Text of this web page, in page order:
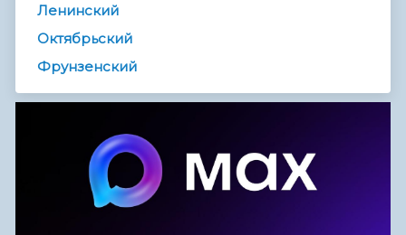
Ленинский
Октябрьский
Фрунзенский